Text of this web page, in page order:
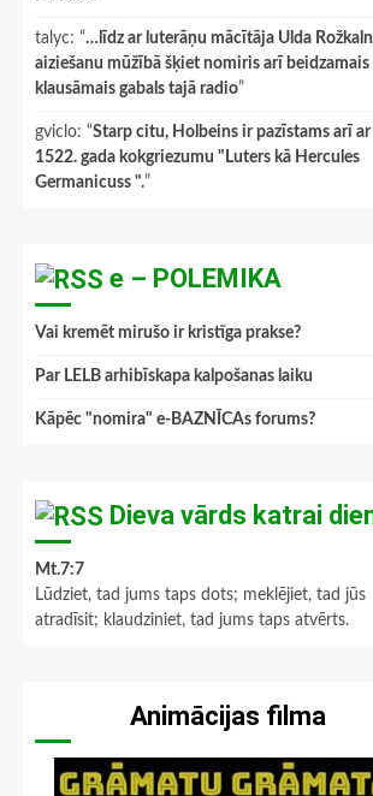
talyc: “…līdz ar luterāņu mācītāja Ulda
aiziešanu mūžībā šķiet nomiris arī beidzamais
klausāmais gabals tajā radio”
gviclo: “Starp citu, Holbeins ir pazīstams arī ar
1522. gada kokgriezumu "Luters kā Hercules
Germanicuss ".”
e – POLEMIKA
Vai kremēt mirušo ir kristīga prakse?
Par LELB arhibīskapa kalpošanas laiku
Kāpēc "nomira" e-BAZNĪCAs forums?
Dieva vārds katrai
Mt.7:7
Lūdziet, tad jums taps dots; meklējiet, tad jūs
atradīsit; klaudziniet, tad jums taps atvērts.
Animācijas filma